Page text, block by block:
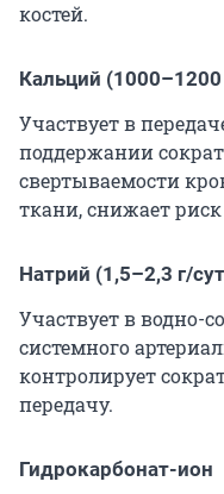
костей.
Кальций
Участвует в
поддержании
свертываемости
ткани, снижает
Натрий (1,5–2,3 г/
Участвует в водно-
системного
контролирует
передачу.
Гидрокарбонат-ион